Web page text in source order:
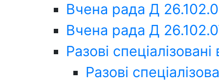
Вчена рада Д
Вчена рада Д
Разові
Разові